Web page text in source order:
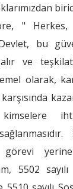
" Herkes,
bu
ve
olarak,
5502